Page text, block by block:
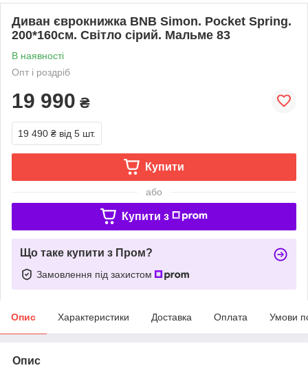
Диван єврокнижка BNB Simon. Pocket Spring.
200*160см. Світло сірий. Мальме 83
В наявності
Опт і роздріб
19 990 ₴
19 490 ₴ від 5 шт.
Купити
або
Купити з
Що таке купити з Пром?
Замовлення під захистом
Опис Характеристики Доставка Оплата Умови
Опис